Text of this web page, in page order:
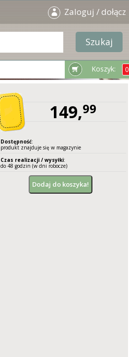
Zaloguj / dołącz
Koszyk: 0
149,99
Dostępność:
produkt znajduje się w magazynie
Czas realizacji / wysyłki:
do 48 godzin (w dni robocze)